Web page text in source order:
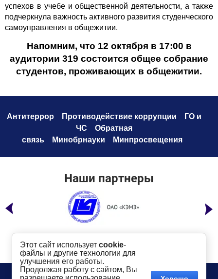
успехов в учебе и общественной деятельности, а также
подчеркнула важность активного развития студенческого
самоуправления в общежитии.
Напомним, что 12 октября в 17:00 в
аудитории 319 состоится общее собрание
студентов, проживающих в общежитии.
Антитеррор Противодействие коррупции
ГО и
ЧС
Обратная
связь
Минобрнауки Минпросвещения
Наши партнеры
Телефон:8 (49232) 6-96-00
Сайт создан в:
Этот сайт использует cookie-
файлы и другие технологии для
улучшения его работы.
Продолжая работу с сайтом, Вы